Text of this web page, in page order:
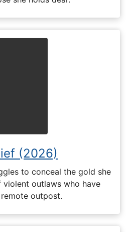
(2026)
to conceal the gold she
outlaws who have
outpost.